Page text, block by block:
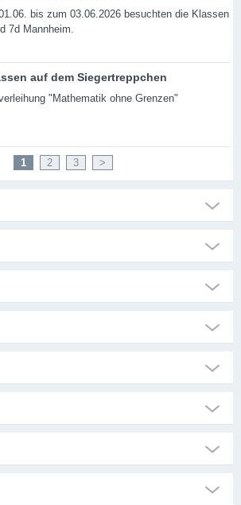
bis zum 03.06.2026 besuchten die Klassen
7d Mannheim.
auf dem Siegertreppchen
"Mathematik ohne Grenzen"
1 2 3 >